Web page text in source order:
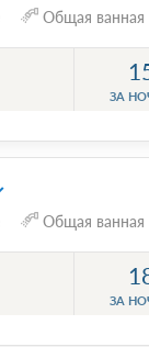
Общая ванная
ЗА
Общая ванная
ЗА